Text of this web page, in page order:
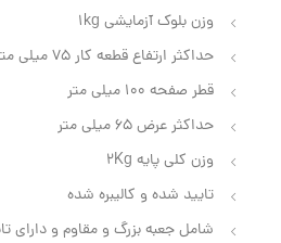
وزن بلوک آزمایشی 1kg
حداکثر ارتفاع قطعه کار 75 میلی متر
قطر صفحه 100 میلی متر
حداکثر عرض 65 میلی متر
وزن کلی پایه 2Kg
تایید شده و کالیبره شده
شامل جعبه بزرگ و مقاوم و دارای